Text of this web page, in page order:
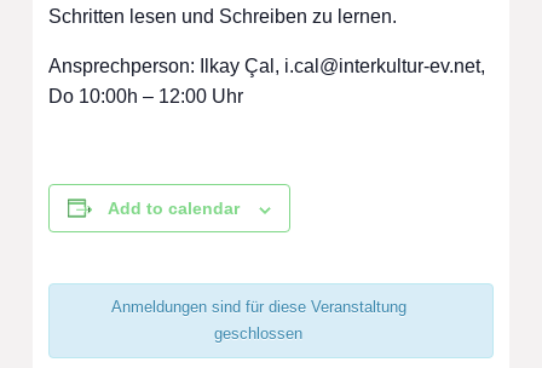
Schritten lesen und Schreiben zu lernen.
Ansprechperson: Ilkay Çal, i.cal@interkultur-ev.net,
Do 10:00h – 12:00 Uhr
Add to calendar
Anmeldungen sind für diese Veranstaltung
geschlossen